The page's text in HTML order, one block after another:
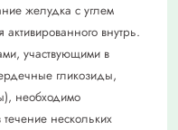
желудка с углем
внутрь.
участвующими в
гликозиды,
необходимо
нескольких